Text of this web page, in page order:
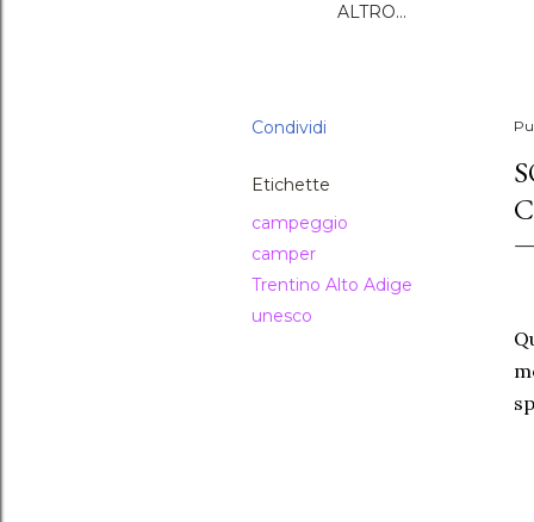
ALTRO…
Condividi
Etichette
campeggio
camper
Trentino Alto Adige
unesco